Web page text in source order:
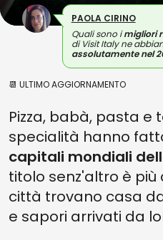
PAOLA CIRINO
Quali sono imigliori
di Visit Italy ne
assolutamente nel
📆 ULTIMO AGGIORNAMENTO
Pizza, babà, pasta e
specialità hanno
capitali mondiali
titolo senz'altro è
città trovano casa
e sapori arrivati da